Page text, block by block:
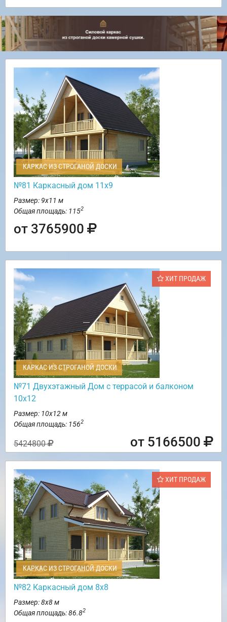
КАРКАС ИЗ СТРОГАНОЙ ДОСКИ
№81 Каркасный дом 11х9
Размер: 9х11 м
Общая площадь: 1152
от 3765900
ХИТ ПРОДАЖ
КАРКАС ИЗ СТРОГАНОЙ ДОСКИ
№71 Двухэтажный Дом с террасой и балконом
10х12
Размер: 10х12 м
Общая площадь: 1562
5424800 от 5166500
ХИТ ПРОДАЖ
КАРКАС ИЗ СТРОГАНОЙ ДОСКИ
№82 Каркасный дом 8х8
Размер: 8х8 м
Общая площадь: 86.82